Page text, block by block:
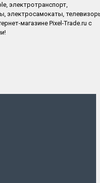
электротранспорт,
электросамокаты,
магазине Pixel-Trade.ru с